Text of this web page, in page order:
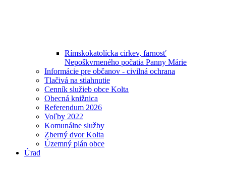
Rímskokatolícka cirkev, farnosť
Nepoškvrneného počatia Panny Márie
Informácie pre občanov - civilná ochrana
Tlačivá na stiahnutie
Cenník služieb obce Kolta
Obecná knižnica
Referendum 2026
Voľby 2022
Komunálne služby
Zberný dvor Kolta
Územný plán obce
Úrad